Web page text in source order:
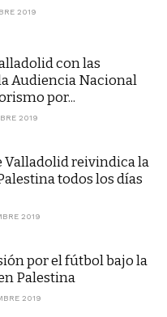
2019
con las
Audiencia Nacional
por...
2019
Valladolid reivindica la
todos los días
2019
por el fútbol bajo la
Palestina
2019